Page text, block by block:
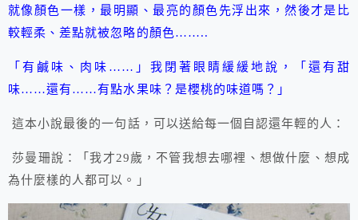
就像顏色一樣，最明顯、最亮的顏色先浮出來，然後才是比
較輕柔、差點就被忽略的顏色……..
「有鹹味、肉味……」我閉著眼睛緩緩地說，「還有甜
味……還有……有點水果味？是櫻桃的味道嗎？」
這本小說最後的一句話，可以送給每一個自認還年輕的人：
莎曼珊說：「我才29歲，不管我想去哪裡、想做什麼、想成
為什麼樣的人都可以。」